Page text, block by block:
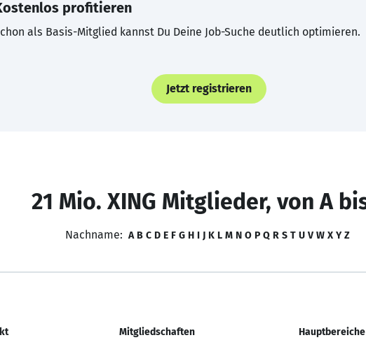
profitieren
als Basis-Mitglied kannst Du Deine Job-Suche deutlich optimieren.
Jetzt registrieren
21 Mio. XING Mitglieder, von A
Nachname: A B C D E F G H I J K L M N O P Q R S T U V W X Y Z
Mitgliedschaften Hauptbereiche